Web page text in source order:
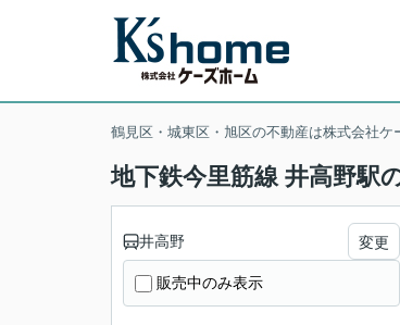
鶴見区・城東区・旭区の不動産は株式会社ケ
地下鉄今里筋線 井高野駅
井高野 変更
販売中のみ表示